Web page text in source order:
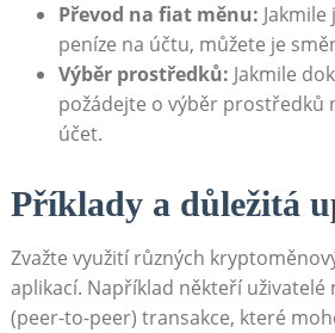
Převod na fiat měnu:
peníze na účtu, můžete je
Výběr prostředků: Jakmile
požádejte o výběr prostředků
účet.
Příklady a důležitá
Zvažte využití různých
aplikací. Například někteří uživatelé
(peer-to-peer) transakce, které